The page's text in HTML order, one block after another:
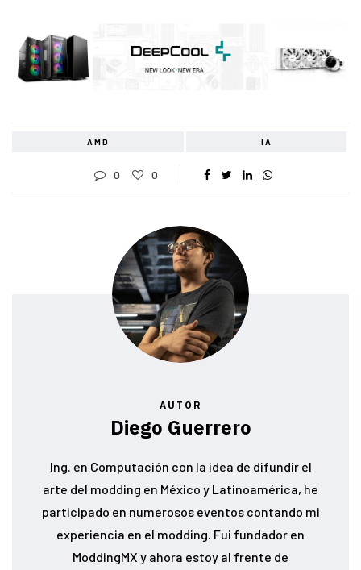
AMD IA
0 0
AUTOR
Diego Guerrero
Ing. en Computación con la idea de difundir el
arte del modding en México y Latinoamérica, he
participado en numerosos eventos contando mi
experiencia en el modding. Fui fundador en
ModdingMX y ahora estoy al frente de